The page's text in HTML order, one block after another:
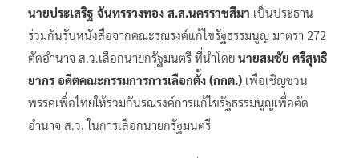
นายประเสริฐ จันทรรวงทอง ส.ส.นครราชสีมา เป็นประธาน
ร่วมกันรับหนังสือจากคณะรณรงค์แก้ไขรัฐธรรมนูญ มาตรา 272
ตัดอำนาจ ส.ว.เลือกนายกรัฐมนตรี ที่นำโดย นายสมชัย ศรีสุทธิ
ยากร อดีตคณะกรรมการการเลือกตั้ง (กกต.) เพื่อเชิญชวน
พรรคเพื่อไทยให้ร่วมกันรณรงค์การแก้ไขรัฐธรรมนูญเพื่อตัด
อำนาจ ส.ว. ในการเลือกนายกรัฐมนตรี